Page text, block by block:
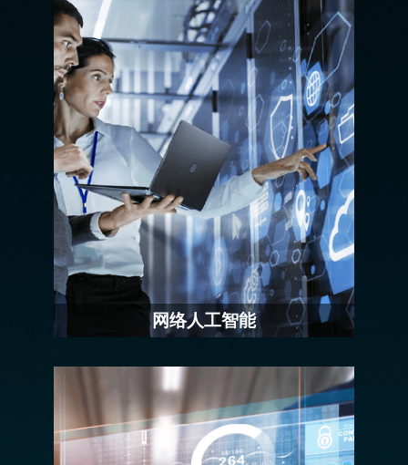
网络人工智能
工智能在其中的作用日渐不可忽视。新设
备层出不穷